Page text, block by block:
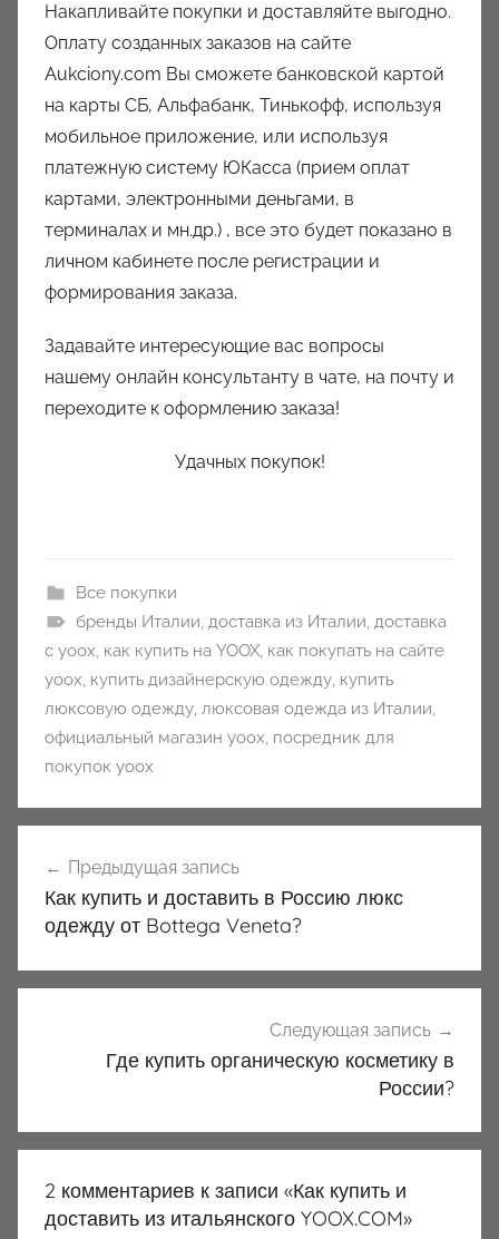
Накапливайте покупки и доставляйте выгодно.
Оплату созданных заказов на сайте
Aukciony.com Вы сможете банковской картой
на карты СБ, Альфабанк, Тинькофф, используя
мобильное приложение, или используя
платежную систему ЮКасса (прием оплат
картами, электронными деньгами, в
терминалах и мн.др.) , все это будет показано в
личном кабинете после регистрации и
формирования заказа.
Задавайте интересующие вас вопросы
нашему онлайн консультанту в чате, на почту и
переходите к оформлению заказа!
Удачных покупок!
Все покупки
бренды Италии, доставка из Италии, доставка
с yoox, как купить на YOOX, как покупать на сайте
yoox, купить дизайнерскую одежду, купить
люксовую одежду, люксовая одежда из Италии,
официальный магазин yoox, посредник для
покупок yoox
по
записям
Предыдущая запись
Как купить и доставить в Россию люкс
одежду от Bottega Veneta?
Следующая запись
Где купить органическую косметику в
России?
2 комментариев к записи «Как купить и
доставить из итальянского YOOX.COM»